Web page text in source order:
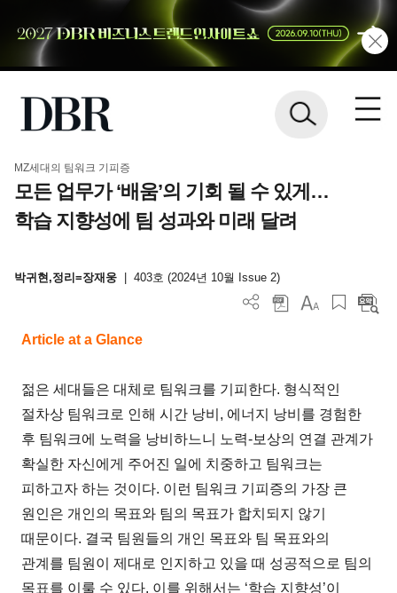
MZ세대의 팀워크 기피증
모든 업무가 ‘배움’의 기회 될 수 있게…
학습 지향성에 팀 성과와 미래 달려
박귀현,정리=장재웅 403호 (2024년 10월 Issue 2)
Article at a Glance
젊은 세대들은 대체로 팀워크를 기피한다. 형식적인
절차상 팀워크로 인해 시간 낭비, 에너지 낭비를 경험한
후 팀워크에 노력을 낭비하느니 노력-보상의 연결 관계가
확실한 자신에게 주어진 일에 치중하고 팀워크는
피하고자 하는 것이다. 이런 팀워크 기피증의 가장 큰
원인은 개인의 목표와 팀의 목표가 합치되지 않기
때문이다. 결국 팀원들의 개인 목표와 팀 목표와의
관계를 팀원이 제대로 인지하고 있을 때 성공적으로 팀의
목표를 이룰 수 있다. 이를 위해서는 ‘학습 지향성’이